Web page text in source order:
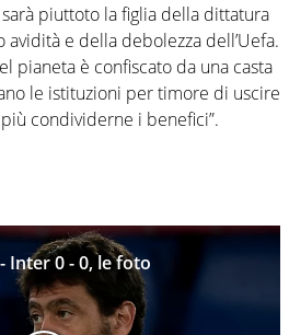
piuttoto la figlia della dittatura
e della debolezza dell’Uefa.
pianeta è confiscato da una casta
le istituzioni per timore di uscire
condividerne i benefici”.
Inter 0 - 0, le foto